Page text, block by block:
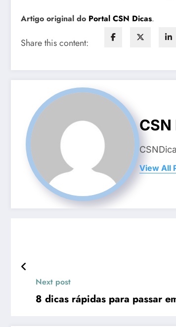
Artigo original do Portal CSN Dicas.
Share this content:
CSN
View All
Next post
8 dicas rápidas para passar